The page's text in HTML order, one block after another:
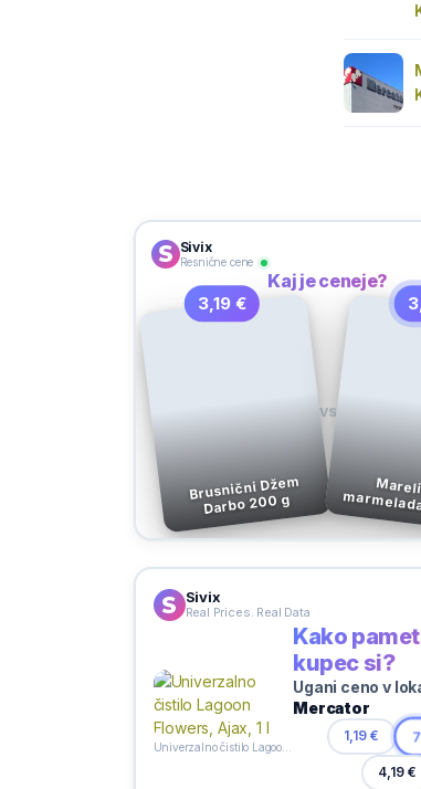
Sivix
Resnične cene
Kaj je ceneje?
3,19 €
Brusnični Džem
Darbo 200 g
VS
Sivix
Real Prices. Real Data
Kako
kupec si?
Ugani ceno v
Mercator
1,19 €
4,19 €